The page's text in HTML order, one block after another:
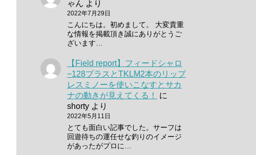
ゃん より
2022年7月29日
こんにちは。初めまして。 大変貴重
な情報を掲載頂き誠にありがとうご
ざいます…
【Field report】フィードシャロ
−128プラスとTKLM2本のリップ
レスミノーを使いこなすとサカ
ナの動きが見えてくる！
に
shorty より
2022年5月11日
とても面白い記事でした。サーフは
回遊待ちの運任せな釣りのイメージ
があったがプロに…